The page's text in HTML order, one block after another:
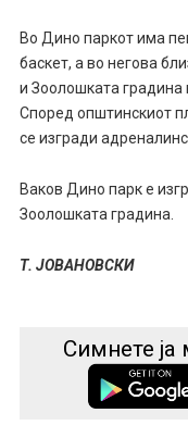
Во Дино паркот има
баскет, а во негова
и Зоолошката градина
Според општинскиот
се изгради
Ваков Дино парк е
Зоолошката градина.
Т. ЈОВАНОВСКИ
Симнете ја